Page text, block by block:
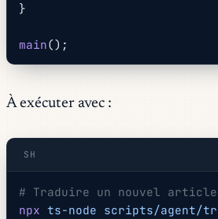
}
main();
À exécuter avec :
SH
# Traduire un nouvel article
npx ts-node scripts/agent/